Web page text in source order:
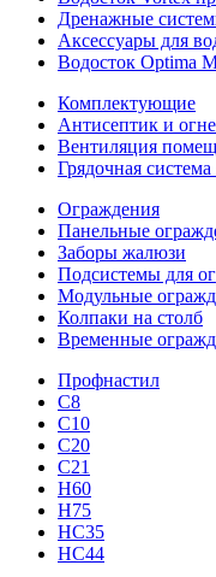
Дренажные
Аксессуары для
Водосток Optima
Комплектующие
Антисептик и
Вентиляция
Грядочная
Ограждения
Панельные
Заборы жалюзи
Подсистемы для
Модульные
Колпаки на столб
Временные
Профнастил
С8
С10
С20
С21
H60
H75
HС35
НС44